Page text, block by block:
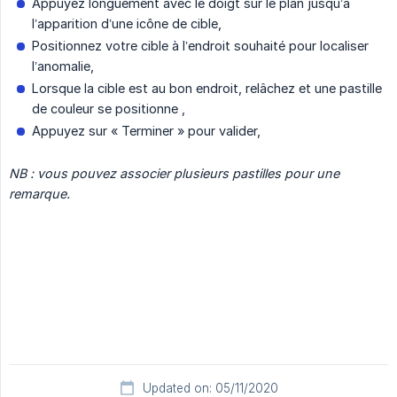
Appuyez longuement avec le doigt sur le plan jusqu’à
l’apparition d’une icône de cible,
Positionnez votre cible à l’endroit souhaité pour localiser
l’anomalie,
Lorsque la cible est au bon endroit, relâchez et une pastille
de couleur se positionne ,
Appuyez sur « Terminer » pour valider,
NB : vous pouvez associer plusieurs pastilles pour une
remarque.
Updated on: 05/11/2020